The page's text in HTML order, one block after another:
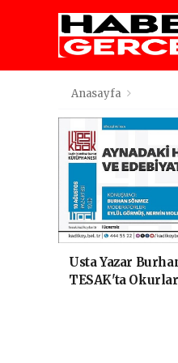
Anasayfa
Usta Yazar
TESAK'ta